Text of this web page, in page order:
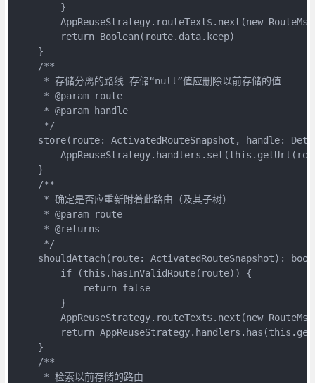
        }
AppReuseStrategy.routeText$.next(new
        return Boolean(route.data.keep)
    }
    /**
     * 存储分离的路线 存储“null”值应删除以前存储的值
     * @param route
     * @param handle
     */
store(route: ActivatedRouteSnapshot, handle:
    }
    /**
     * 确定是否应重新附着此路由（及其子树）
     * @param route
     * @returns
     */
shouldAttach(route: ActivatedRouteSnapshot):
        if (this.hasInValidRoute(route)) {
            return false
        }
AppReuseStrategy.routeText$.next(new
return
    }
    /**
     * 检索以前存储的路由